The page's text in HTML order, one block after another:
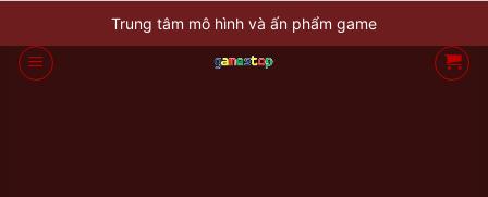
qua
nội
Trung tâm mô hình và ấn phẩm game